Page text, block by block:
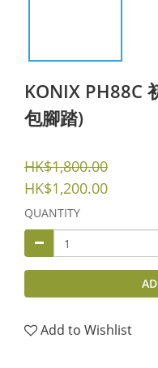
KONIX PH88C
包腳踏)
HK$1,800.00
HK$1,200.00
QUANTITY
Add to Wishlist